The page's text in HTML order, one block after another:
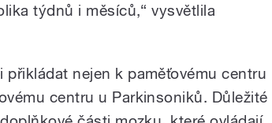
týdnů i měsíců,“ vysvětlila
nejen k paměťovému centru
centru u Parkinsoniků. Důležité